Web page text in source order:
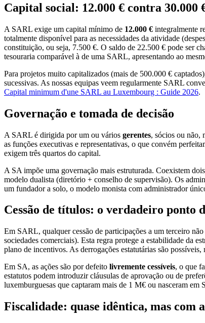
Capital social: 12.000 € contra 30.000
A SARL exige um capital mínimo de 12.000 € integralmente
totalmente disponível para as necessidades da atividade
constituição, ou seja, 7.500 €. O saldo de 22.500 € pode ser
tesouraria comparável à de uma SARL, apresentando ao
Para projetos muito capitalizados (mais de 500.000 €
sucessivas. As nossas equipas veem regularmente SARL
Capital minimum d'une SARL au Luxembourg : Guide 2026.
Governação e tomada de decisão
A SARL é dirigida por um ou vários gerentes, sócios ou não,
as funções executivas e representativas, o que convém
exigem três quartos do capital.
A SA impõe uma governação mais estruturada. Coexistem
modelo dualista (diretório + conselho de supervisão). Os
um fundador a solo, o modelo monista com administrador
Cessão de títulos: o verdadeiro ponto
Em SARL, qualquer cessão de participações a um terceiro
sociedades comerciais). Esta regra protege a estabilidade da
plano de incentivos. As derrogações estatutárias são possíveis,
Em SA, as ações são por defeito livremente cessíveis, o que
estatutos podem introduzir cláusulas de aprovação ou de
luxemburguesas que captaram mais de 1 M€ ou nasceram
Fiscalidade: quase idêntica, mas com